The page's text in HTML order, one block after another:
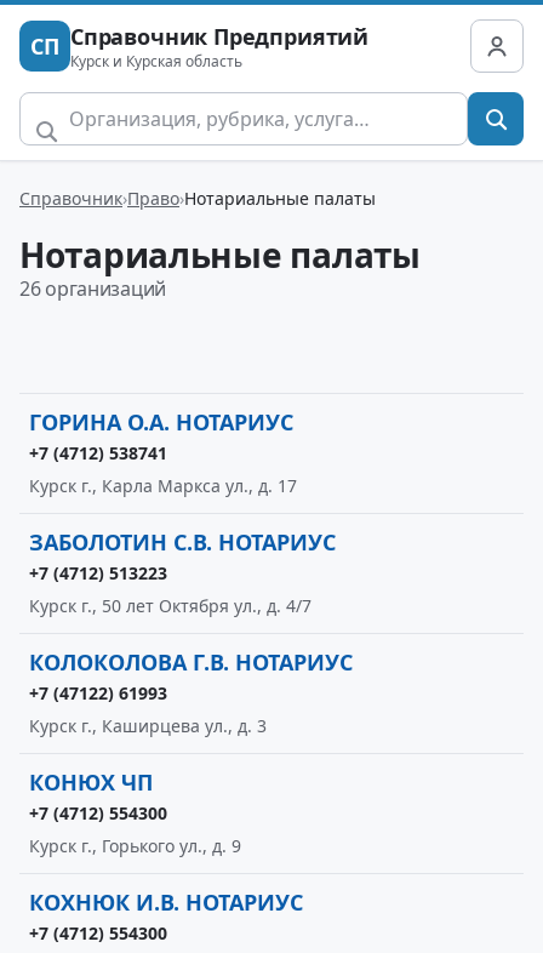
СП Справочник Предприятий
Курск и Курская область
Справочник Право Нотариальные палаты
Нотариальные палаты
26 организаций
ГОРИНА О.А. НОТАРИУС
+7 (4712) 538741
Курск г., Карла Маркса ул., д. 17
ЗАБОЛОТИН С.В. НОТАРИУС
+7 (4712) 513223
Курск г., 50 лет Октября ул., д. 4/7
КОЛОКОЛОВА Г.В. НОТАРИУС
+7 (47122) 61993
Курск г., Каширцева ул., д. 3
КОНЮХ ЧП
+7 (4712) 554300
Курск г., Горького ул., д. 9
КОХНЮК И.В. НОТАРИУС
+7 (4712) 554300